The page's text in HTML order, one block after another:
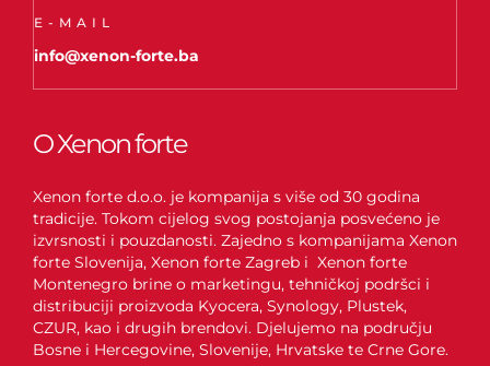
E-MAIL
info@xenon-forte.ba
O Xenon forte
Xenon forte d.o.o. je kompanija s više od 30 godina
tradicije. Tokom cijelog svog postojanja posvećeno je
izvrsnosti i pouzdanosti. Zajedno s kompanijama Xenon
forte Slovenija, Xenon forte Zagreb i Xenon forte
Montenegro brine o marketingu, tehničkoj podršci i
distribuciji proizvoda Kyocera, Synology, Plustek,
CZUR, kao i drugih brendovi. Djelujemo na području
Bosne i Hercegovine, Slovenije, Hrvatske te Crne Gore.